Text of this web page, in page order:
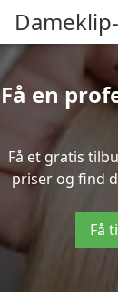
Få en
Få et gratis
priser og find
Få